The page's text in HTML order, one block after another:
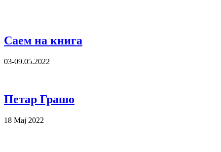
Саем на книга
03-09.05.2022
Петар Грашо
18 Мај 2022